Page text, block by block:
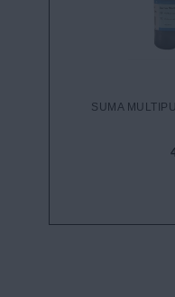
SUMA